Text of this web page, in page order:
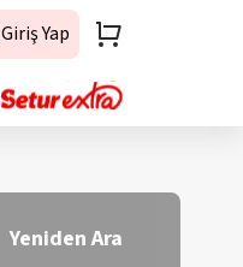
Giriş Yap
Yeniden Ara